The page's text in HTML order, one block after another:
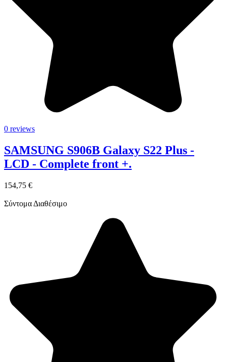
0 reviews
SAMSUNG S906B Galaxy S22 Plus -
LCD - Complete front +.
154,75 €
Σύντομα Διαθέσιμο